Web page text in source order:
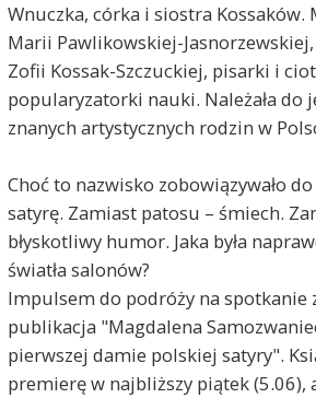
Wnuczka, córka i siostra Kossaków.
Marii Pawlikowskiej-
Zofii Kossak-Szczuckiej, pisarki i
popularyzatorki nauki. Należała do
znanych artystycznych rodzin w
Choć to nazwisko zobowiązywało
satyrę. Zamiast patosu – śmiech.
błyskotliwy humor. Jaka była
światła salonów?
Impulsem do podróży na spotkanie
publikacja "Magdalena
pierwszej damie polskiej satyry".
premierę w najbliższy piątek (5.06),